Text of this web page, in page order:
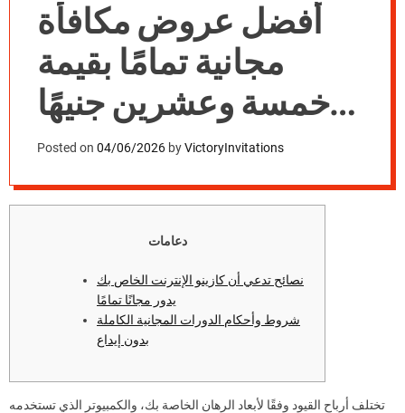
أفضل عروض مكافأة
مجانية تمامًا بقيمة
خمسة وعشرين جنيهًا
بدون إيداع من المملكة
المتحدة داخل هذا
الكازينو المجاني الذي
يدور حول Sloto
Bucks، وظائف
التأشيرة الجديدة لعام
2026
Posted on 04/06/2026 byVictoryInvitations
دعامات
نصائح تدعي أن كازينو الإنترنت الخاص بك
يدور مجانًا تمامًا
شروط وأحكام الدورات المجانية الكاملة
بدون إيداع
تختلف أرباح القيود وفقًا لأبعاد الرهان الخاصة بك، والكمبيوتر الذي تستخدمه